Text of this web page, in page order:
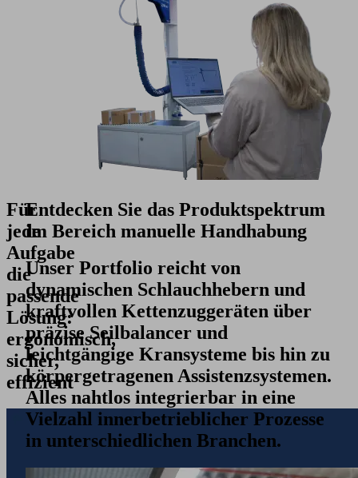
Für
jede
Aufgabe
die
passende
Lösung:
ergonomisch,
sicher,
effizient
Entdecken Sie das Produktspektrum
im Bereich manuelle Handhabung
Unser Portfolio reicht von
dynamischen Schlauchhebern und
kraftvollen Kettenzuggeräten über
präzise Seilbalancer und
leichtgängige Kransysteme bis hin zu
körpergetragenen Assistenzsystemen.
Alles nahtlos integrierbar in eine
Vielzahl innerbetrieblicher Prozesse
in unterschiedlichen Branchen.